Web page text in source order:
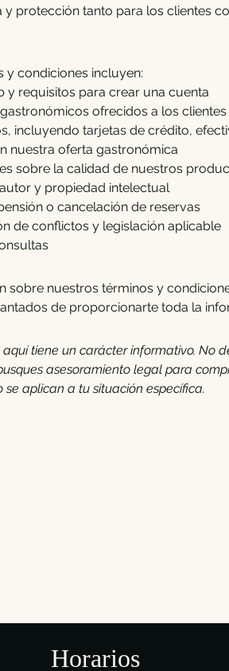
y protección tanto para los clientes
y condiciones incluyen:
y requisitos para crear una cuenta
ofrecidos a los clientes
incluyendo tarjetas de crédito,
nuestra oferta gastronómica
sobre la calidad de nuestros
y propiedad intelectual
o cancelación de reservas
de conflictos y legislación aplicable
sobre nuestros términos y
de proporcionarte toda la
tiene un carácter informativo. No
asesoramiento legal para
se aplican a tu situación específica.
Horarios